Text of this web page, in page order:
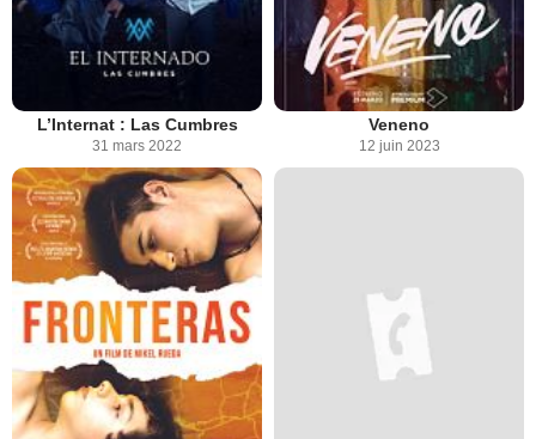
L’Internat : Las Cumbres
31 mars 2022
Veneno
12 juin 2023